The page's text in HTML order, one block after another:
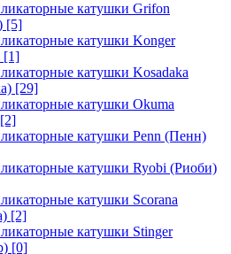
катушки Grifon
[5]
катушки Konger
[1]
катушки Kosadaka
[29]
катушки Okuma
[2]
катушки Penn (Пенн)
катушки Ryobi (Риоби)
катушки Scorana
[2]
катушки Stinger
[0]